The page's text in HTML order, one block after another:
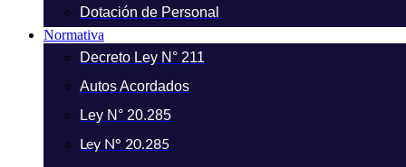
Dotación de Personal
Normativa
Decreto Ley N° 211
Autos Acordados
Ley N° 20.285
Ley N° 20.285